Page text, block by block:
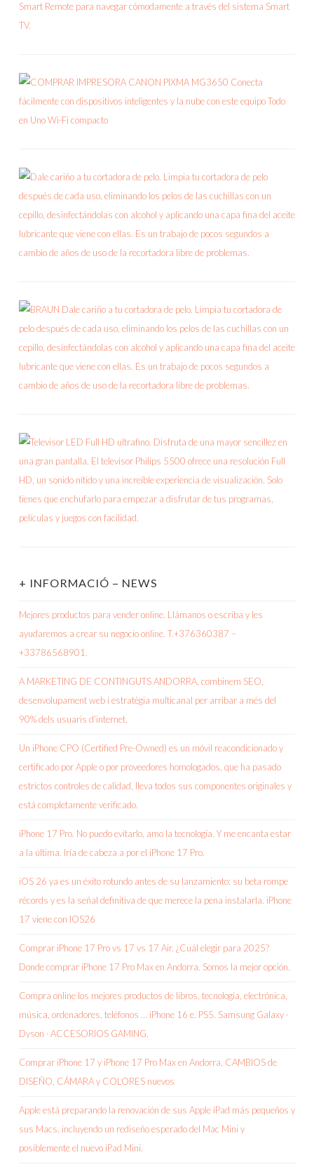
+ INFORMACIÓ – NEWS
Mejores productos para vender online. Llámanos o escriba y les
ayudaremos a crear su negocio online. T.+376360387 –
+33786568901.
A MARKETING DE CONTINGUTS ANDORRA, combinem SEO,
desenvolupament web i estratègia multicanal per arribar a més del
90% dels usuaris d’internet.
Un iPhone CPO (Certified Pre-Owned) es un móvil reacondicionado y
certificado por Apple o por proveedores homologados, que ha pasado
estrictos controles de calidad, lleva todos sus componentes originales y
está completamente verificado.
iPhone 17 Pro. No puedo evitarlo, amo la tecnología. Y me encanta estar
a la última. Iría de cabeza a por el iPhone 17 Pro.
iOS 26 ya es un éxito rotundo antes de su lanzamiento: su beta rompe
récords y es la señal definitiva de que merece la pena instalarla. iPhone
17 viene con IOS26
Comprar iPhone 17 Pro vs 17 vs 17 Air. ¿Cuál elegir para 2025?
Donde comprar iPhone 17 Pro Max en Andorra. Somos la mejor opción.
Compra online los mejores productos de libros, tecnología, electrónica,
música, ordenadores, teléfonos … iPhone 16 e. PS5. Samsung Galaxy ·
Dyson · ACCESORIOS GAMING.
Comprar iPhone 17 y iPhone 17 Pro Max en Andorra, CAMBIOS de
DISEÑO, CÁMARA y COLORES nuevos
Apple está preparando la renovación de sus Apple iPad más pequeños y
sus Macs, incluyendo un rediseño esperado del Mac Mini y
posiblemente el nuevo iPad Mini.